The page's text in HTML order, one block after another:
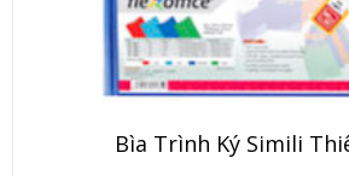
Bìa Trình Ký Simili